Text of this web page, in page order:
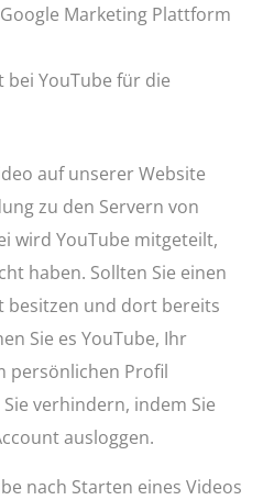
Marketing Plattform
YouTube für die
auf unserer Website
zu den Servern von
wird YouTube mitgeteilt,
haben. Sollten Sie einen
besitzen und dort bereits
Sie es YouTube, Ihr
persönlichen Profil
verhindern, indem Sie
ausloggen.
nach Starten eines Videos